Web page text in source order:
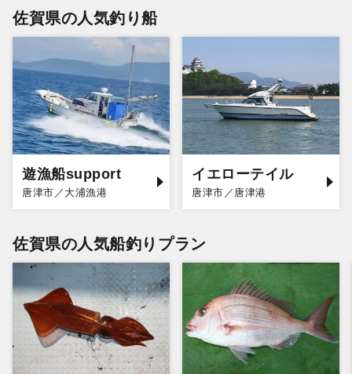
佐賀県の人気釣り船
遊漁船support
唐津市／大浦漁港
イエローテイル
唐津市／唐津港
佐賀県の人気船釣りプラン